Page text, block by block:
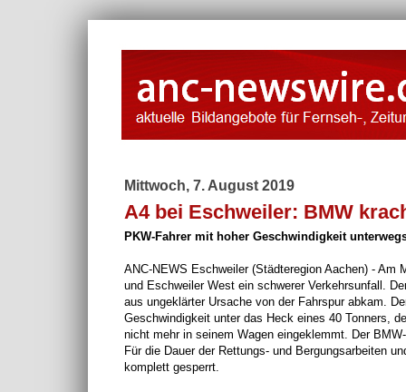
Mittwoch, 7. August 2019
A4 bei Eschweiler: BMW
PKW-Fahrer mit hoher Geschwindigkeit
ANC-NEWS Eschweiler (Städteregion Aachen) -
und Eschweiler West ein schwerer Verkehrsunfall.
aus ungeklärter Ursache von der Fahrspur abkam.
Geschwindigkeit unter das Heck eines 40 Tonners,
nicht mehr in seinem Wagen eingeklemmt. Der
Für die Dauer der Rettungs- und Bergungsarbeiten
komplett gesperrt.